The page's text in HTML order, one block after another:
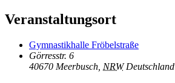
Veranstaltungsort
Gymnastikhalle Fröbelstraße
Görresstr. 6
40670 Meerbusch NRW Deutschland